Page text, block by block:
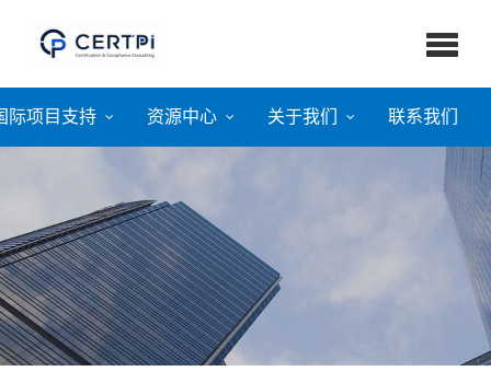
际项目支持 资源中心 关于我们 联系我们